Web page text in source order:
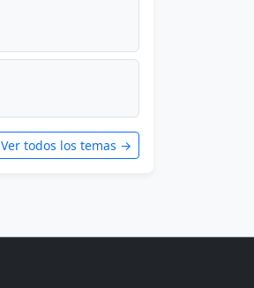
Ver todos los temas →